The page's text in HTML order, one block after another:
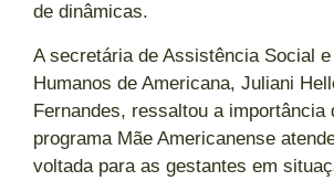
de dinâmicas.
A secretária de Assistência Social
Humanos de Americana, Juliani
Fernandes, ressaltou a importância
programa Mãe Americanense
voltada para as gestantes em